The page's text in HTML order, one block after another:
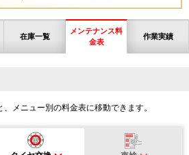
在庫一覧
メンテナンス料
金表
作業実績
メニュー別の料金表に移動できます。